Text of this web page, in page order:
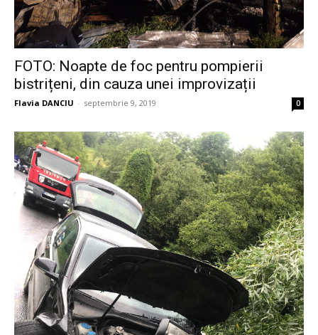
FOTO: Noapte de foc pentru pompierii
bistrițeni, din cauza unei improvizații
Flavia DANCIU - septembrie 9, 2019 0